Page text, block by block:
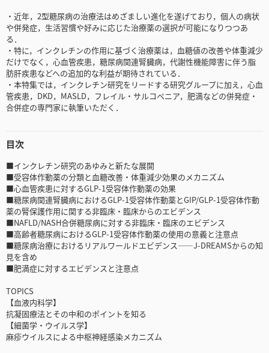
・近年，2型糖尿病の治療法はめざましい進化を遂げており，個人の病状
や併発症，生活習慣や好みに応じた治療薬の選択が可能になりつつあ
る．
・特に，インクレチンの作用に基づく治療薬は，血糖値の改善や体重減少
だけでなく，心血管疾患，糖尿病関連腎臓病，代謝性機能障害に伴う脂
肪肝疾患などへの追加的な利益が期待されている．
・本特集では，インクレチン研究をリードする研究グループに加え，心血
管疾患，DKD，MASLD，フレイル・サルコペニア，肥満などの併発症・
合併症の専門家に執筆いただく．
目次
■インクレチン研究のあゆみと新たな展開
■受容体作動薬の分類と血糖改善・体重減少効果のメカニズム
■心血管疾患に対するGLP-1受容体作動薬の効果
■糖尿病関連腎臓病におけるGLP-1受容体作動薬とGIP/GLP-1受容体作動
薬の腎保護作用に関する非臨床・臨床からのエビデンス
■NAFLD/NASH合併糖尿病に対する非臨床・臨床のエビデンス
■高齢者糖尿病におけるGLP-1受容体作動薬の使用の意義と注意点
■糖尿病治療におけるリアルワールドエビデンス――J-DREAMSからの知
見を含め
■肥満症に対するエビデンスと注意点
TOPICS
【血液内科学】
抗凝固療法とその中和のポイントを知る
【細菌学・ウイルス学】
麻疹ウイルスによる中枢神経感染メカニズム